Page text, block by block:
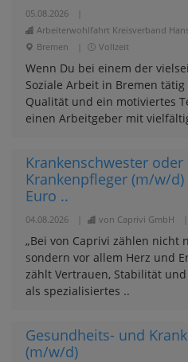
05.08.2026
Arbeiterwohlfahrt Kreisverband
Bremen
Vollzeit
Wenn Du bei einem der
Soziale Arbeit in Bremen
Qualität und ein motiviertes
einen Arbeitgeber mit
Krankenschwester oder
Krankenpfleger (m/w/d)
Euro ..
04.08.2026 von Caprivi GmbH
„Bei von Caprivi zählen nicht
sondern vor allem Herz und
zählt Vertrauen, Stabilität
als spezialisiertes ..
Gesundheits- und
(m/w/d)